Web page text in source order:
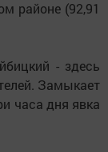
районе (92,91
- здесь
Замыкает
часа дня явка